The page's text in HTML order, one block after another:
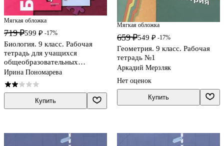
Мягкая обложка
719 ₽599 ₽ -17%
Биология. 9 класс. Рабочая
тетрадь для учащихся
общеобразовательных
организаций
Ирина Пономарева
Купить
Мягкая обложка
659 ₽549 ₽ -17%
Геометрия. 9 класс. Рабочая
тетрадь №1
Аркадий Мерзляк
Нет оценок
Купить